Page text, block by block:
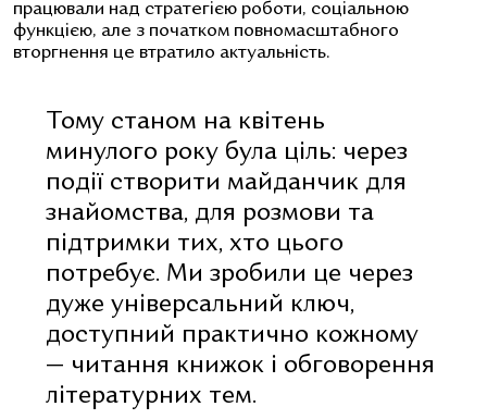
працювали над стратегією роботи, соціальною
функцією, але з початком повномасштабного
вторгнення це втратило актуальність.
Тому станом на квітень
минулого року була ціль: через
події створити майданчик для
знайомства, для розмови та
підтримки тих, хто цього
потребує. Ми зробили це через
дуже універсальний ключ,
доступний практично кожному
— читання книжок і обговорення
літературних тем.